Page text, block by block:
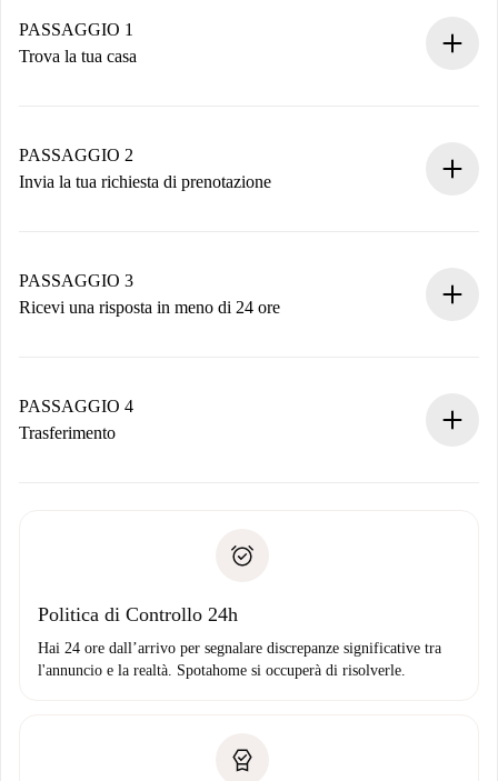
PASSAGGIO 1
Trova la tua casa
Hai tutte le informazioni necessarie in anticipo.
PASSAGGIO 2
Invia la tua richiesta di prenotazione
non accetta.
PASSAGGIO 3
Ricevi una risposta in meno di 24 ore
contatto con il proprietario.
Se rifiutata: non ti addebiteremo nulla e ti proporremo
Domiciliazione del pagamento
PASSAGGIO 4
Trasferimento
solo se non segnali problemi.
Politica di Controllo 24h
Hai 24 ore dall’arrivo per segnalare discrepanze significative tra
l'annuncio e la realtà. Spotahome si occuperà di risolverle.